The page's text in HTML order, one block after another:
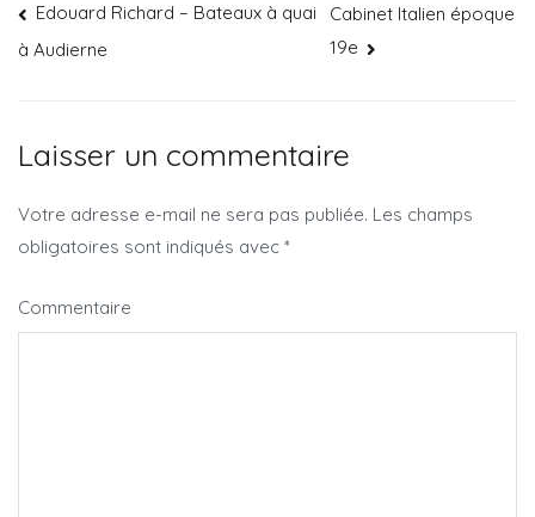
Edouard Richard – Bateaux à quai
à Audierne
Cabinet Italien époque
19e
Laisser un commentaire
Votre adresse e-mail ne sera pas publiée. Les champs
obligatoires sont indiqués avec *
Commentaire